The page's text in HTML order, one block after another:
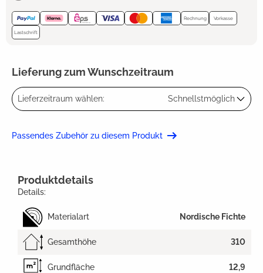
Rechnung Vorkasse
Lastschrift
Lieferung zum Wunschzeitraum
Lieferzeitraum wählen: Schnellstmöglich
Passendes Zubehör zu diesem Produkt
Produktdetails
Details:
Materialart Nordische Fichte
Gesamthöhe 310
Grundfläche 12,9